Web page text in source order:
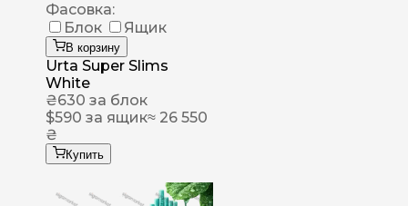
Фасовка:
Блок
Ящик
В корзину
Urta Super Slims
White
₴630 за блок
$590 за ящик≈ 26 550
₴
Купить